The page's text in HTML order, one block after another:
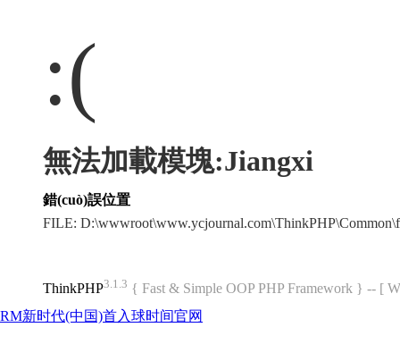
:(
無法加載模塊:Jiangxi
錯(cuò)誤位置
FILE:
ThinkPHP3.1.3 { Fast & Simple OOP PHP Framework } -- [
RM新时代(中国)首入球时间官网